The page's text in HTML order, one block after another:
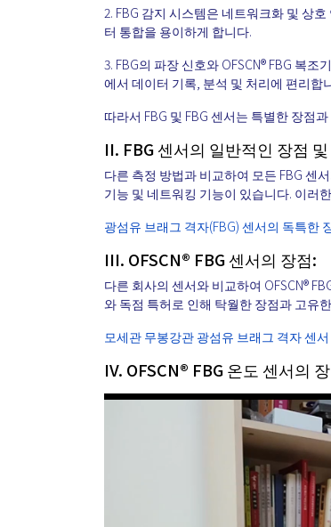
2. FBG 감지 시스템은 네트워크화 및 상
터 통합을 용이하게 합니다.
3. FBG의 파장 신호와 OFSCN® FBG 복
에서 데이터 기록, 분석 및 처리에 편리합
따라서 FBG 및 FBG 센서는 특별한 장점
II. FBG 센서의 일반적인 장점
다른 측정 방법과 비교하여 모든 FBG 센
기능 및 네트워킹 기능이 있습니다. 이러
광섬유 브래그 격자(FBG) 센서의 독특한
III. OFSCN® FBG 센서의 장점:
다른 회사의 센서와 비교하여 OFSCN®
와 독점 특허로 인해 탁월한 장점과 고유
모세관 무봉강관 광섬유 브래그 격자 센서
IV. OFSCN® FBG 온도 센서의